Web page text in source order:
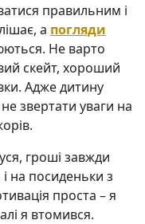
правильним і
а погляди
Не варто
скейт, хороший
Адже дитину
звертати уваги на
гроші завжди
на посиденьки з
проста – я
я втомився.